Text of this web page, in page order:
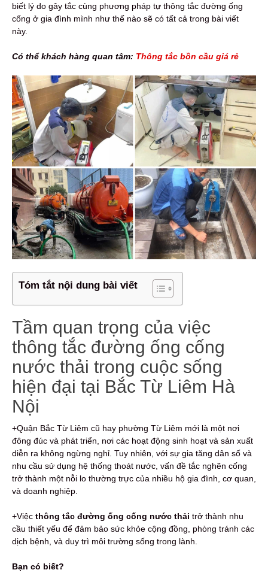
biết lý do gây tắc cùng phương pháp tự thông tắc đường ống
cống ở gia đình mình như thế nào sẽ có tất cả trong bài viết
này.
Có thể khách hàng quan tâm: Thông tắc bồn cầu giá rẻ
Tóm tắt nội dung bài viết
Tầm quan trọng của việc
thông tắc đường ống cống
nước thải trong cuộc sống
hiện đại tại Bắc Từ Liêm Hà
Nội
+Quận Bắc Từ Liêm cũ hay phường Từ Liêm mới là một nơi
đông đúc và phát triển, nơi các hoạt động sinh hoạt và sản xuất
diễn ra không ngừng nghỉ. Tuy nhiên, với sự gia tăng dân số và
nhu cầu sử dụng hệ thống thoát nước, vấn đề tắc nghẽn cống
trở thành một nỗi lo thường trực của nhiều hộ gia đình, cơ quan,
và doanh nghiệp.
+Việc thông tắc đường ống cống nước thải trở thành nhu
cầu thiết yếu để đảm bảo sức khỏe cộng đồng, phòng tránh các
dịch bệnh, và duy trì môi trường sống trong lành.
Bạn có biết?